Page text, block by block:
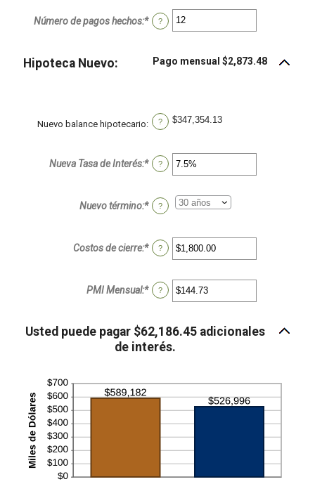
entre
$0.00
Número de pagos hechos:*Ingresa
un
entre
1
?
Hipoteca Nuevo: Pago mensual $2,873.48
Nuevo balance hipotecario: ? $347,354.13
Nueva Tasa de Interés:*Ingresa
un
entre
0%
?
Nuevo término:* ?
Costos de cierre:*Ingresa
un
entre
$0.00
?
PMI Mensual:*Ingresa
un
entre
$0.00
y
?
Usted puede pagar $62,186.45 adicionales
de interés.